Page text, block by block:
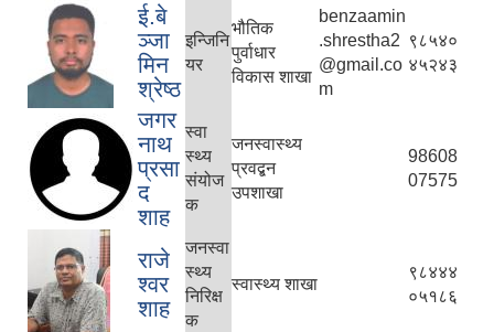
ई.बे
ञ्जा
मिन
श्रेष्ठ
इन्जिनि
यर
भौतिक
पुर्वाधार
विकास शाखा
benzaamin
.shrestha2
@gmail.co
m
९८५४०
४५२४३
जगर
नाथ
प्रसा
द
शाह
स्वा
स्थ्य
संयोज
क
जनस्वास्थ्य
प्रवद्बन
उपशाखा
98608
07575
राजे
श्वर
शाह
जनस्वा
स्थ्य
निरिक्ष
क
स्वास्थ्य शाखा
९८४४४
०५१८६